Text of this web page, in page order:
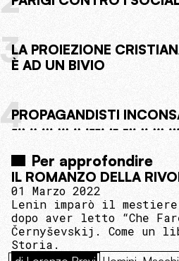
3LA PROIEZIONE
È AD UN BIVIO
4PROPAGANDISTI
Per approfondire
IL ROMANZO DELLA
01 Marzo 2022
Lenin imparò il
dopo aver letto “Che
Černyševskij. Come un
Storia.